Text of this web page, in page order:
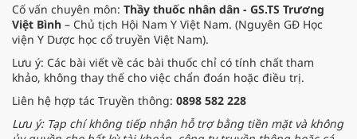
Cố vấn chuyên môn: Thầy thuốc nhân dân - GS.TS Trương
Việt Bình – Chủ tịch Hội Nam Y Việt Nam. (Nguyên GĐ Học
viện Y Dược học cổ truyền Việt Nam).
Lưu ý: Các bài viết về các bài thuốc chỉ có tính chất tham
khảo, không thay thế cho việc chẩn đoán hoặc điều trị.
Liên hệ hợp tác Truyền thông: 0898 582 228
Lưu ý: Tạp chí không tiếp nhận hỗ trợ bằng tiền mặt và không